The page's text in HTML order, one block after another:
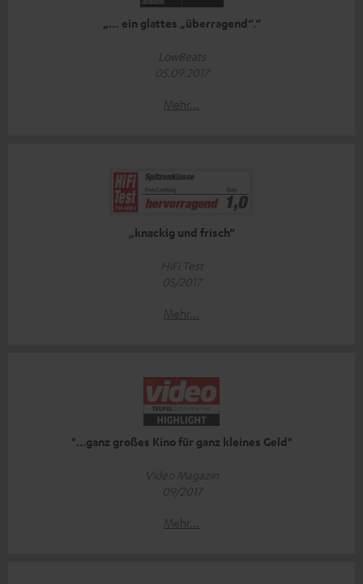
„… ein glattes „überragend“.“
LowBeats
05.09.2017
Mehr...
„knackig und frisch“
HiFi Test
05/2017
Mehr...
"...ganz großes Kino für ganz kleines Geld"
Video Magazin
09/2017
Mehr...